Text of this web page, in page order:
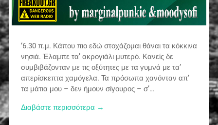
‘6.30 π.μ. Κάπου πιο εδώ στοχάζομαι θάναι τα κόκκινα
νησιά. Έλαμπε τα’ ακρογιάλι μυτερό. Κανείς δε
συμβιβάζονταν με τις οξύτητες με τα γυμνά με τα’
απερίσκεπτα χαμόγελα. Τα πρόσωπα χανόνταν απ’
τα μάτια μου – δεν ήμουν σίγουρος – σ’…
Διαβάστε περισσότερα →